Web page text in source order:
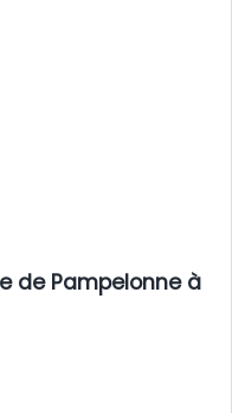
de Pampelonne à